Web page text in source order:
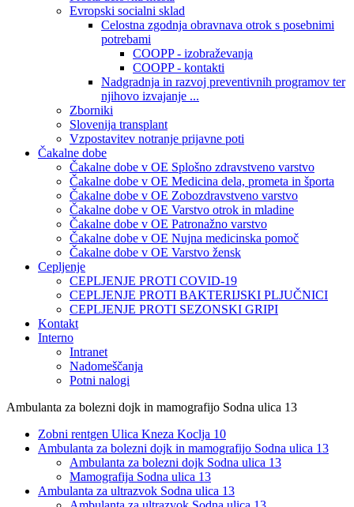
Evropski socialni sklad
Celostna zgodnja obravnava otrok s posebnimi
potrebami
COOPP - izobraževanja
COOPP - kontakti
Nadgradnja in razvoj preventivnih programov ter
njihovo izvajanje ...
Zborniki
Slovenija transplant
Vzpostavitev notranje prijavne poti
Čakalne dobe
Čakalne dobe v OE Splošno zdravstveno varstvo
Čakalne dobe v OE Medicina dela, prometa in športa
Čakalne dobe v OE Zobozdravstveno varstvo
Čakalne dobe v OE Varstvo otrok in mladine
Čakalne dobe v OE Patronažno varstvo
Čakalne dobe v OE Nujna medicinska pomoč
Čakalne dobe v OE Varstvo žensk
Cepljenje
CEPLJENJE PROTI COVID-19
CEPLJENJE PROTI BAKTERIJSKI PLJUČNICI
CEPLJENJE PROTI SEZONSKI GRIPI
Kontakt
Interno
Intranet
Nadomeščanja
Potni nalogi
Ambulanta za bolezni dojk in mamografijo Sodna ulica 13
Zobni rentgen Ulica Kneza Koclja 10
Ambulanta za bolezni dojk in mamografijo Sodna ulica 13
Ambulanta za bolezni dojk Sodna ulica 13
Mamografija Sodna ulica 13
Ambulanta za ultrazvok Sodna ulica 13